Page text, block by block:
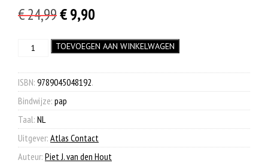
€24,99Oorspronkelijke
was:
€ 24,99.
€9,90
is:
€ 9,90.
van
de
heide
aantal
TOEVOEGEN AAN WINKELWAGEN
ISBN: 9789045048192.
Bindwijze: pap
Taal: NL
Uitgever: Atlas Contact
Auteur: Piet J. van den Hout